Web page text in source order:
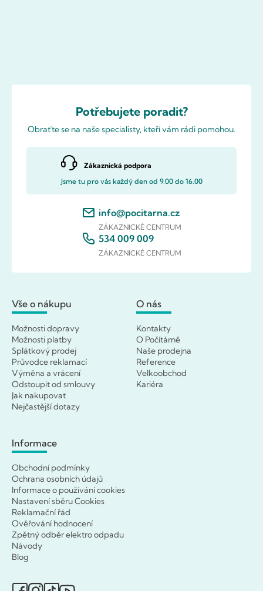
Potřebujete poradit?
Obraťte se na naše specialisty, kteří vám rádi pomohou.
Zákaznická podpora
Jsme tu pro vás každý den od 9.00 do 16.00
info@pocitarna.cz
ZÁKAZNICKÉ CENTRUM
534 009 009
ZÁKAZNICKÉ CENTRUM
Vše o nákupu
Možnosti dopravy
Možnosti platby
Splátkový prodej
Průvodce reklamací
Výměna a vrácení
Odstoupit od smlouvy
Jak nakupovat
Nejčastější dotazy
O nás
Kontakty
O Počítárně
Naše prodejna
Reference
Velkoobchod
Kariéra
Informace
Obchodní podmínky
Ochrana osobních údajů
Informace o používání cookies
Nastavení sběru Cookies
Reklamační řád
Ověřování hodnocení
Zpětný odběr elektro odpadu
Návody
Blog